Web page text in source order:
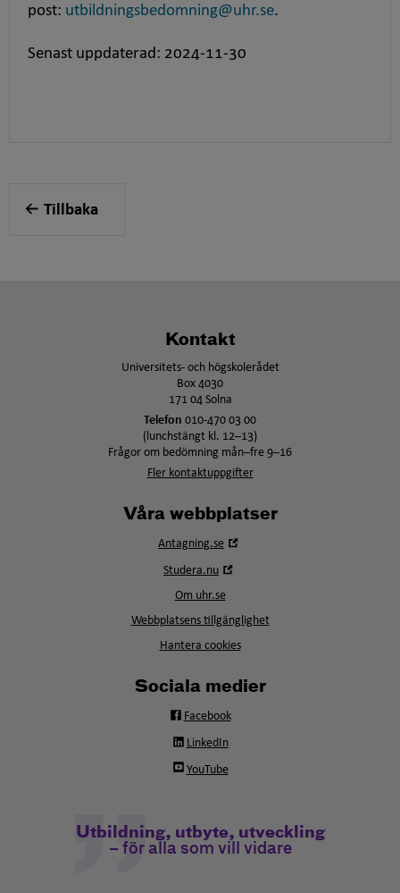
post: utbildningsbedomning@uhr.se.
Senast uppdaterad: 2024-11-30
Tillbaka
Kontakt
Universitets- och högskolerådet
Box 4030
171 04 Solna
Telefon 010-470 03 00
(lunchstängt kl. 12–13)
Frågor om bedömning mån–fre 9–16
Fler kontaktuppgifter
Våra webbplatser
Antagning.se
Studera.nu
fönster
Om uhr.se
Webbplatsens tillgänglighet
Hantera cookies
Sociala medier
Facebook
LinkedIn
YouTube
Utbildning, utbyte, utveckling
– för alla som vill vidare